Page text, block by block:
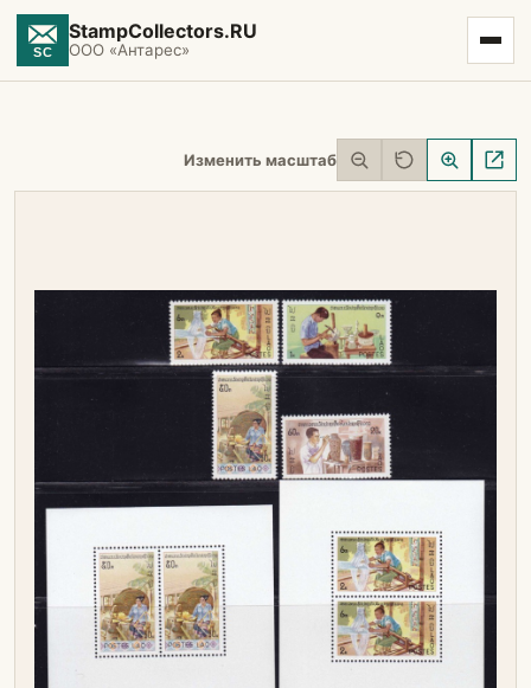
StampCollectors.RU
ООО «Антарес»
Изменить масштаб